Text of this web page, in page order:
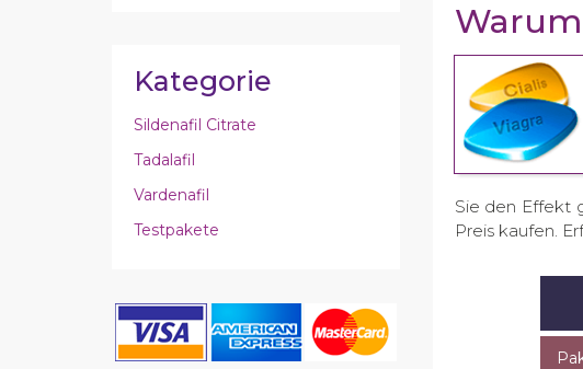
Kategorie
Sildenafil Citrate
Tadalafil
Vardenafil
Testpakete
Sie den Effekt
Preis kaufen.